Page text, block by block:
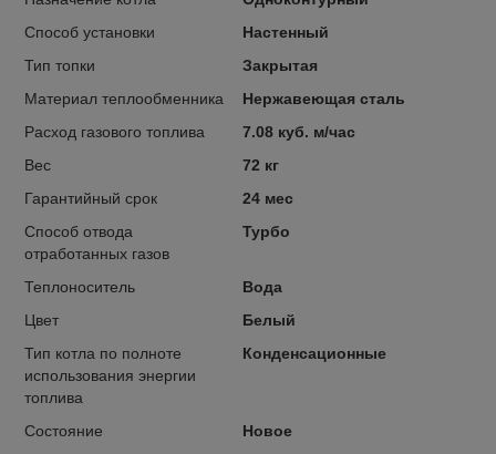
Способ установки
Настенный
Тип топки
Закрытая
Материал теплообменника
Нержавеющая сталь
Расход газового топлива
7.08 куб. м/час
Вес
72 кг
Гарантийный срок
24 мес
Способ отвода
отработанных газов
Турбо
Теплоноситель
Вода
Цвет
Белый
Тип котла по полноте
использования энергии
топлива
Конденсационные
Состояние Новое